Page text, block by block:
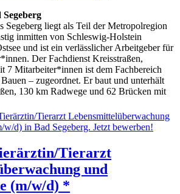
Segeberg
Segeberg liegt als Teil der Metropolregion
inmitten von Schleswig-Holstein
und ist ein verlässlicher Arbeitgeber für
Der Fachdienst Kreisstraßen,
7 Mitarbeiter*innen ist dem Fachbereich
– zugeordnet. Er baut und unterhält
130 km Radwege und 62 Brücken mit
Tierarzt
und
(m/w/d) *